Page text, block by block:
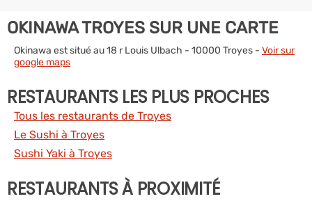
OKINAWA TROYES SUR UNE CARTE
Okinawa est situé au 18 r Louis Ulbach - 10000 Troyes - Voir sur
google maps
RESTAURANTS LES PLUS PROCHES
Tous les restaurants de Troyes
Le Sushi à Troyes
Sushi Yaki à Troyes
RESTAURANTS À PROXIMITÉ